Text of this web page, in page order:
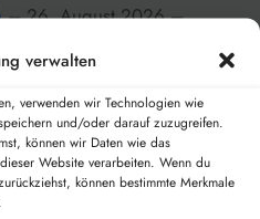
verwalten
verwenden wir Technologien wie
und/oder darauf zuzugreifen.
können wir Daten wie das
Website verarbeiten. Wenn du
können bestimmte Merkmale
– 26. August 2026 –
– 9. September 2026 –
– 23. September 2026